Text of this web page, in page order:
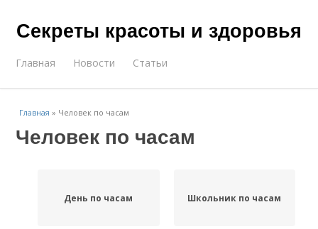
Секреты красоты и здоровья
Главная Новости Статьи
Главная » Человек по часам
Человек по часам
День по часам Школьник по часам